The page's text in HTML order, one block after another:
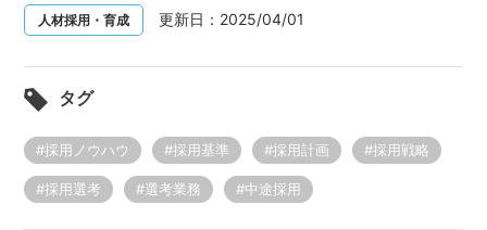
人材採用・育成 更新日： 2025/04/01
タグ
#採用ノウハウ #採用基準 #採用計画 #採用戦略
#採用選考 #選考業務 #中途採用